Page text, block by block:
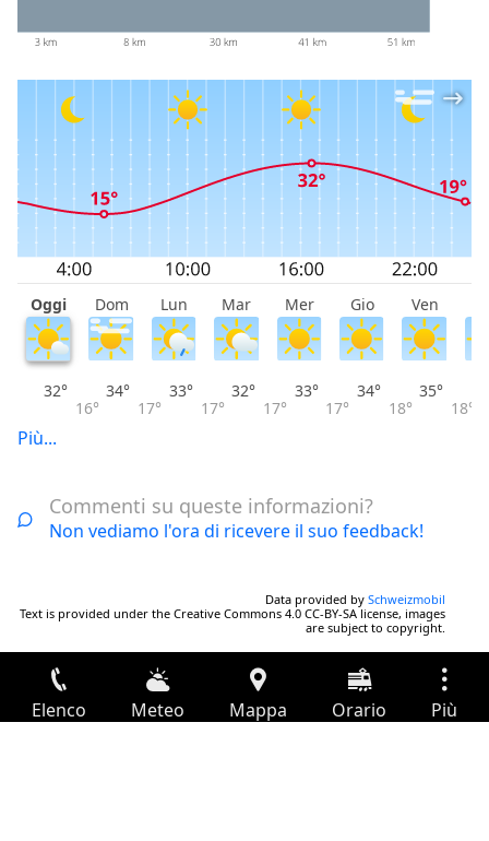
Oggi Dom Lun Mar Mer Gio Ven
32°
16°
34°
17°
33°
17°
32°
17°
33°
17°
34°
18°
35°
18°
Più...
Commenti su queste informazioni?
Non vediamo l'ora di ricevere il suo feedback!
Data provided by Schweizmobil
Text is provided under the Creative Commons 4.0 CC-BY-SA license, images
are subject to copyright.
Elenco Meteo Mappa Orario Più